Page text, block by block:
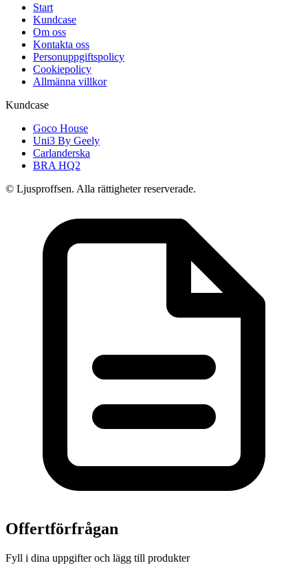
Start
Kundcase
Om oss
Kontakta oss
Personuppgiftspolicy
Cookiepolicy
Allmänna villkor
Kundcase
Goco House
Uni3 By Geely
Carlanderska
BRA HQ2
© Ljusproffsen. Alla rättigheter reserverade.
Offertförfrågan
Fyll i dina uppgifter och lägg till produkter